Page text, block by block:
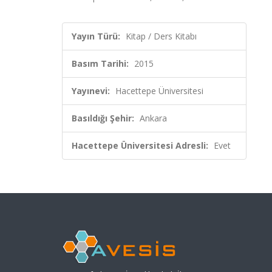
Yayın Türü: Kitap / Ders Kitabı
Basım Tarihi: 2015
Yayınevi: Hacettepe Üniversitesi
Basıldığı Şehir: Ankara
Hacettepe Üniversitesi Adresli: Evet